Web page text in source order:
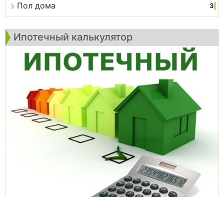
Пол дома 3
Ипотечный калькулятор